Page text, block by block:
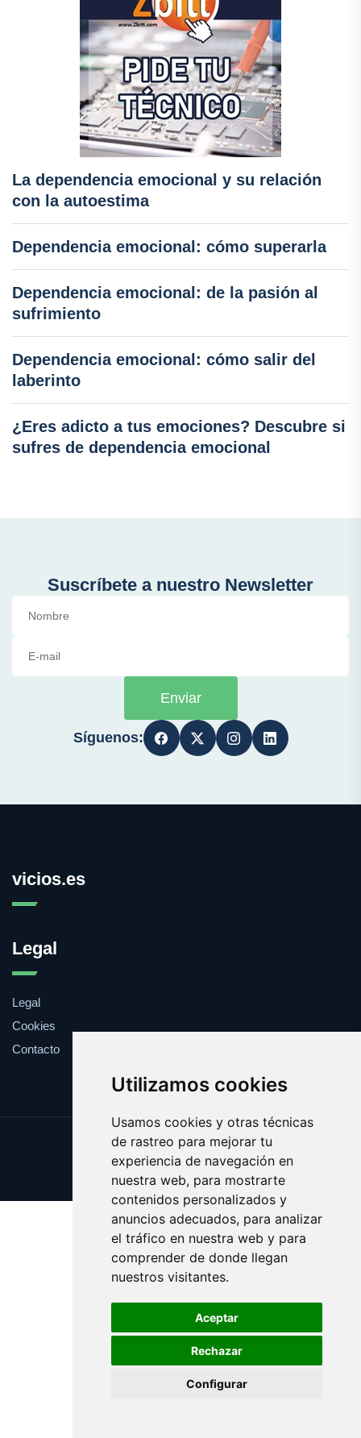
Utilizamos cookies
Usamos cookies y otras técnicas
de rastreo para mejorar tu
experiencia de navegación en
nuestra web, para mostrarte
contenidos personalizados y
anuncios adecuados, para analizar
el tráfico en nuestra web y para
comprender de donde llegan
nuestros visitantes.
Aceptar
Rechazar
Configurar
La dependencia emocional y su relación
con la autoestima
Dependencia emocional: cómo superarla
Dependencia emocional: de la pasión al
sufrimiento
Dependencia emocional: cómo salir del
laberinto
¿Eres adicto a tus emociones? Descubre si
sufres de dependencia emocional
Suscríbete a nuestro Newsletter
Enviar
Síguenos:
vicios.es
Legal
Legal
Cookies
Contacto
Update cookies preferences
Copyright © 2025 vicios.es